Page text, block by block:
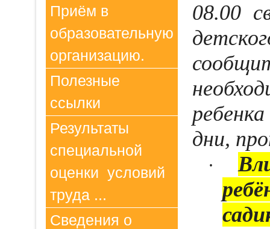
Приём в
образовательную
организацию.
Полезные
ссылки
Результаты
специальной
оценки условий
труда ...
Сведения о
08.00
дни,
·